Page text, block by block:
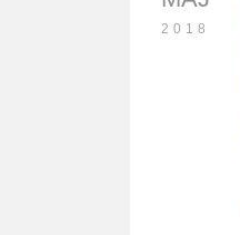
2018